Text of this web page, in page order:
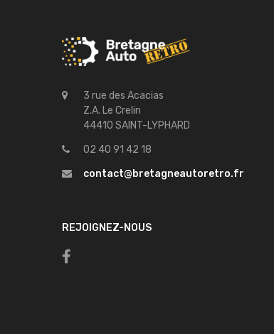
3 rue des Acacias
Z.A. Le Crelin
44410 SAINT-LYPHARD
02 40 91 42 18
contact@bretagneautoretro.fr
REJOIGNEZ-NOUS